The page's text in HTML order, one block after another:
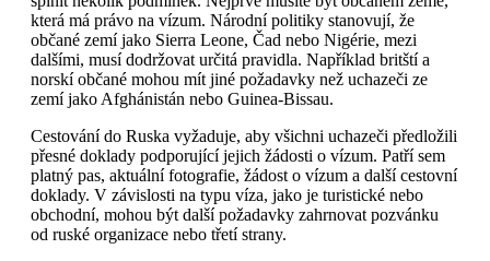
která má právo na vízum. Národní politiky stanovují, že
občané zemí jako Sierra Leone, Čad nebo Nigérie, mezi
dalšími, musí dodržovat určitá pravidla. Například britští a
norskí občané mohou mít jiné požadavky než uchazeči ze
zemí jako Afghánistán nebo Guinea-Bissau.
Cestování do Ruska vyžaduje, aby všichni uchazeči předložili
přesné doklady podporující jejich žádosti o vízum. Patří sem
platný pas, aktuální fotografie, žádost o vízum a další cestovní
doklady. V závislosti na typu víza, jako je turistické nebo
obchodní, mohou být další požadavky zahrnovat pozvánku
od ruské organizace nebo třetí strany.